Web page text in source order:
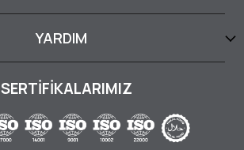
YARDIM
SERTİFİKALARIMIZ